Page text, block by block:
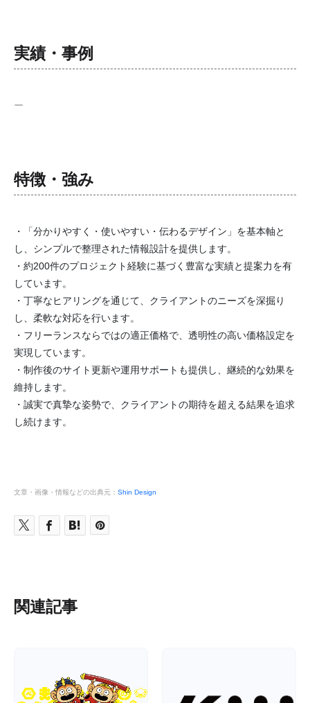
実績・事例
ー
特徴・強み
・「分かりやすく・使いやすい・伝わるデザイン」を基本軸と
し、シンプルで整理された情報設計を提供します。
・約200件のプロジェクト経験に基づく豊富な実績と提案力を有
しています。
・丁寧なヒアリングを通じて、クライアントのニーズを深掘り
し、柔軟な対応を行います。
・フリーランスならではの適正価格で、透明性の高い価格設定を
実現しています。
・制作後のサイト更新や運用サポートも提供し、継続的な効果を
維持します。
・誠実で真摯な姿勢で、クライアントの期待を超える結果を追求
し続けます。
文章・画像・情報などの出典元： Shin Design
関連記事